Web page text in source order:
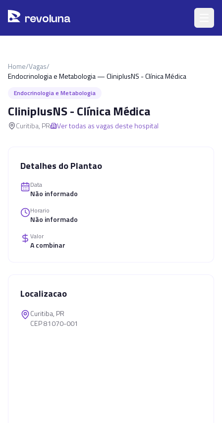
revoluna
Home/Vagas/
Endocrinologia e Metabologia — CliniplusNS - Clínica Médica
Endocrinologia e Metabologia
CliniplusNS - Clínica Médica
Curitiba, PR Ver todas as vagas deste hospital
Detalhes do Plantao
Data
Não informado
Horario
Não informado
Valor
A combinar
Localizacao
Curitiba, PR
CEP 81070-001